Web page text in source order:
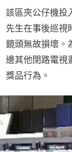
該區夾公仔機投
先生在事後巡視
鏡頭無故損壞。
邊其他閉路電視
獎品行為。